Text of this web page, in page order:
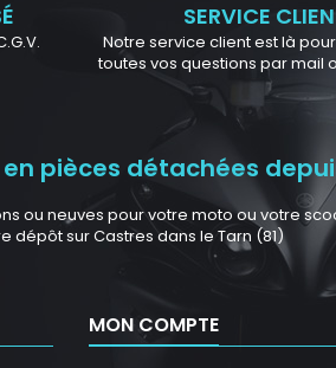
SERVICE
Notre service client est là
toutes vos questions par mail
pièces détachées
ou neuves pour votre moto ou votre
dépôt sur Castres dans le Tarn (81)
MON COMPTE